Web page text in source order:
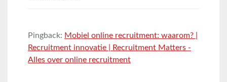
Pingback: Mobiel online recruitment: waarom? |
Recruitment innovatie | Recruitment Matters -
Alles over online recruitment